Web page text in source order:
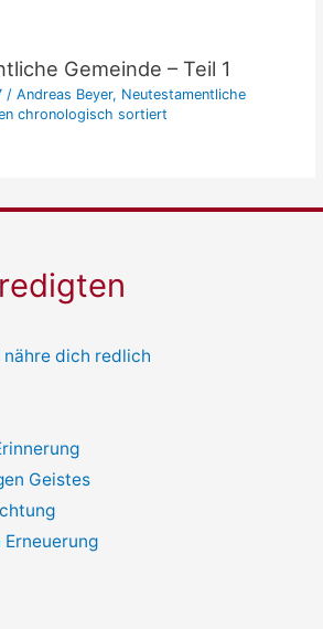
Gemeinde – Teil 1
/ Andreas Beyer, Neutestamentliche
chronologisch sortiert
nähre dich redlich
Geistes